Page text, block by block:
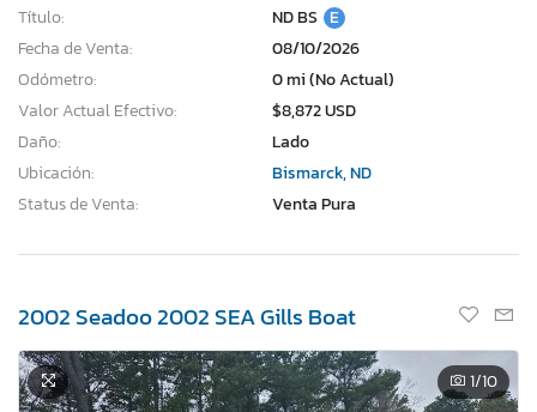
Título:
ND BS E
Fecha de Venta:
08/10/2026
Odómetro:
0 mi (No Actual)
Valor Actual Efectivo:
$8,872 USD
Daño:
Lado
Ubicación:
Bismarck, ND
Status de Venta:
Venta Pura
2002 Seadoo 2002 SEA Gills Boat
1/10